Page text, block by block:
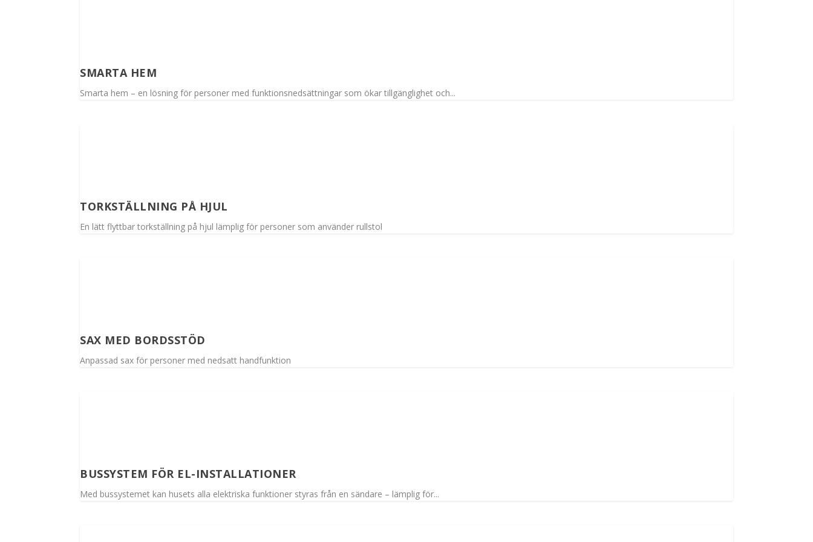
SMARTA HEM
Smarta hem – en lösning för personer med funktionsnedsättningar som ökar tillgänglighet och...
TORKSTÄLLNING PÅ HJUL
En lätt flyttbar torkställning på hjul lämplig för personer som använder rullstol
SAX MED BORDSSTÖD
Anpassad sax för personer med nedsatt handfunktion
BUSSYSTEM FÖR EL-INSTALLATIONER
Med bussystemet kan husets alla elektriska funktioner styras från en sändare – lämplig för...